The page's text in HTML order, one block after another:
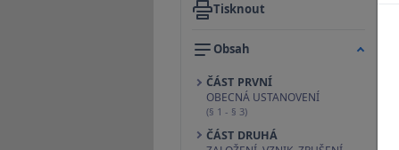
Tisknout
Obsah
ČÁST PRVNÍ
OBECNÁ USTANOVENÍ
(§ 1 - § 3)
ČÁST DRUHÁ